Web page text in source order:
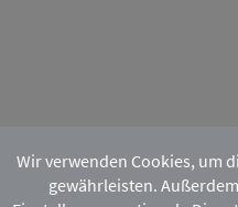
Wir verwenden Cookies, um
gewährleisten.